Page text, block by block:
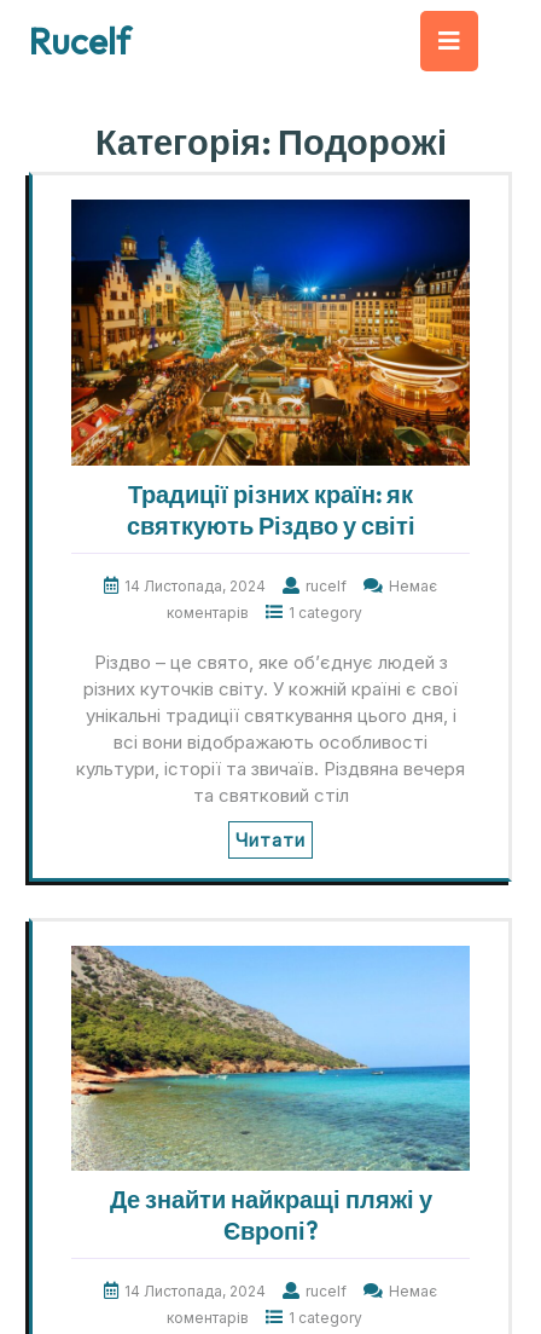
Rucelf
Категорія: Подорожі
Традиції різних країн: як
святкують Різдво у світі
14 Листопада, 2024 rucelf
Немає
коментарів
1 category
Різдво – це свято, яке об’єднує людей з
різних куточків світу. У кожній країні є свої
унікальні традиції святкування цього дня, і
всі вони відображають особливості
культури, історії та звичаїв. Різдвяна вечеря
та святковий стіл
Читати
Де знайти найкращі пляжі у
Європі?
14 Листопада, 2024 rucelf
Немає
коментарів
1 category